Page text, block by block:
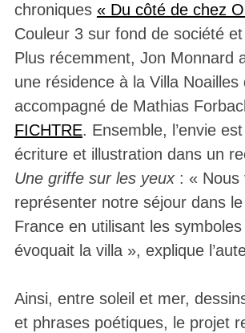
chroniques « Du côté de chez
Couleur 3 sur fond de société
Plus récemment, Jon Monnard
une résidence à la Villa Noailles
accompagné de Mathias
FICHTRE. Ensemble, l’envie
écriture et illustration dans un
Une griffe sur les yeux: « Nous
représenter notre séjour dans
France en utilisant les
évoquait la villa », explique
Ainsi, entre soleil et mer,
et phrases poétiques, le projet